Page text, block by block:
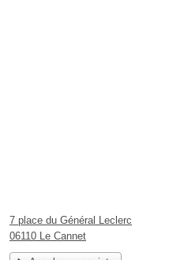
7 place du Général Leclerc
06110 Le Cannet